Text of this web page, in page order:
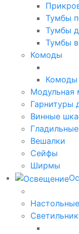
Тумбы
Тумбы
Тумбы
Комоды
Комоды
Модульная
Гарнитуры
Винные
Вешалки
Сейфы
Ширмы